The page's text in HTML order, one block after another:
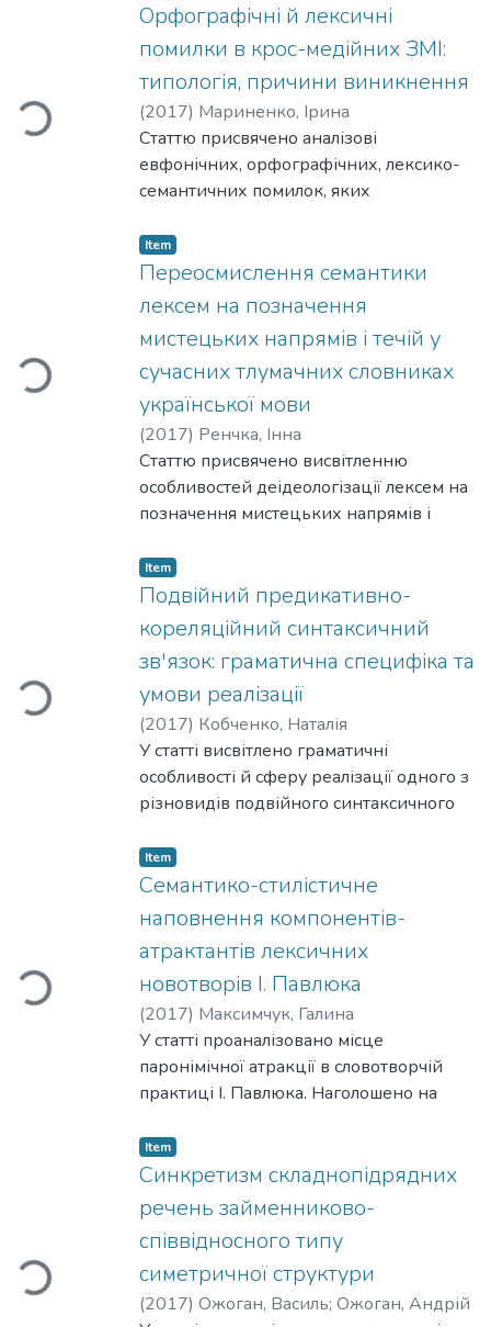
характеристиках англомовних лекцій,
які були прочитані лауреатами в галузі
літератури. Проаналізовано чинники,
що впливають на зміст лекції.
Встановлено взаємозв’язок між темою
доповіді та офіційним обґрунтуванням
нагороди членами Шведської академії.
Loading...
Орфографічні й лексичні
помилки в крос-медійних ЗМІ:
типологія, причини виникнення
(2017) Мариненко, Ірина
Статтю присвячено аналізові
евфонічних, орфографічних, лексико-
семантичних помилок, яких
ЗМІ. Систематизовані анормативи,
зібрані із сучасних крос-медійних
матеріалів, визначено чинники, які
приклади типових помилок із сайтів
інформаційних агенцій, інтернет-
версій періодичних видань і
телеканалів, сайтів державних установ.
Loading...
Item
Переосмислення семантики
лексем на позначення
мистецьких напрямів і течій у
сучасних тлумачних словниках
української мови
(2017) Ренчка, Інна
Статтю присвячено висвітленню
особливостей деідеологізації лексем на
позначення мистецьких напрямів і
тлумачного типу, що відбувається під
впливом змін у житті українського
суспільства наприкінці XX- на початку
XXI ст. Дослідження здійснено на основі
порівняльного аналізу тлумачень слів у
лексикографічних працях радянського
і пострадянського періодів. Виявлено
приклади неповної деідеологізації
лексичних одиниць зазначеної
тематичної групи.
Loading...
Item
Подвійний предикативно-
кореляційний синтаксичний
зв'язок: граматична специфіка та
умови реалізації
(2017) Кобченко, Наталія
У статті висвітлено граматичні
особливості й сферу реалізації одного з
різновидів подвійного синтаксичного
кореляційного. Доведено подвійну
природу синтаксичного зв'язку в
реченнях із займенниковими
підмета та звертаннями, аргументовано
його предикативно-кореляційний
характер, описано механізми його
встановлення. З'ясовано роль вокатива
в семантико-синтаксичній і формально-
граматичній організації таких речень.
Loading...
Item
Семантико-стилістичне
наповнення компонентів-
атрактантів лексичних
новотворів І. Павлюка
(2017) Максимчук, Галина
У статті проаналізовано місце
паронімічної атракції в словотворчій
практиці І. Павлюка. Наголошено на
функціювання новотворів- атрактантів.
На основі лексико-стилістичного аналізу
засвідчено розширення меж
сполучуваності неологізмів-атрактантів
та узуальних слів до паронімічних гнізд.
Із застосуванням методу компонентного
аналізу описано семантику складних
Loading...
Item
Синкретизм складнопідрядних
речень займенниково-
співвідносного типу
симетричної структури
(2017) Ожоган, Василь; Ожоган, Андрій